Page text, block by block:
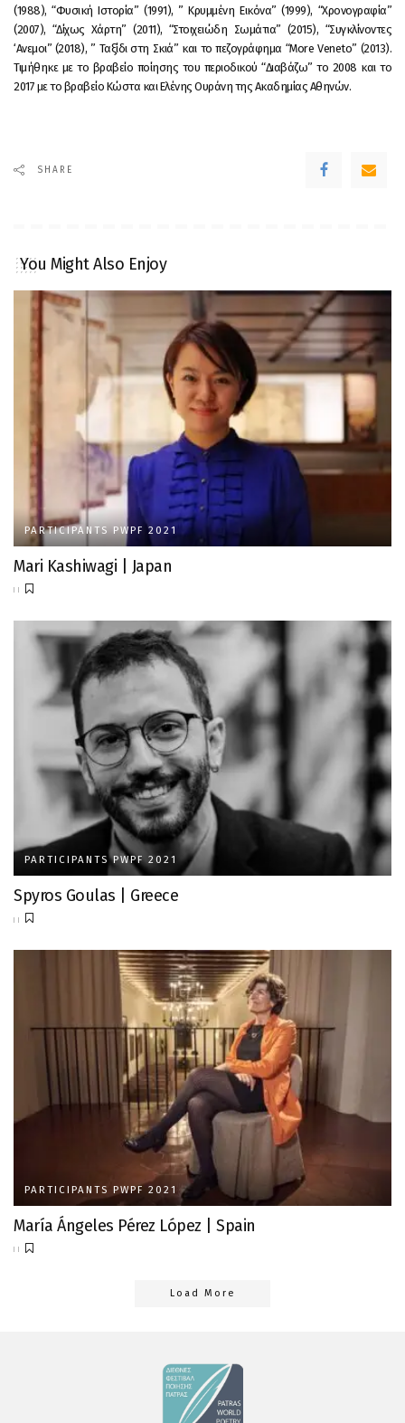
(1988), “Φυσική Ιστορία” (1991), ” Κρυμμένη Εικόνα” (1999), “Χρονογραφία”
(2007), “Δίχως Χάρτη” (2011), “Στοιχειώδη Σωμάτια” (2015), “Συγκλίνοντες
‘Ανεμοι” (2018), ” Ταξίδι στη Σκιά” και το πεζογράφημα “More Veneto” (2013).
Τιμήθηκε με το βραβείο ποίησης του περιοδικού “Διαβάζω” το 2008 και το
2017 με το βραβείο Κώστα και Ελένης Ουράνη της Ακαδημίας Αθηνών.
SHARE
You Might Also Enjoy
PARTICIPANTS PWPF 2021
Mari Kashiwagi | Japan
PARTICIPANTS PWPF 2021
Spyros Goulas | Greece
PARTICIPANTS PWPF 2021
María Ángeles Pérez López | Spain
Load More